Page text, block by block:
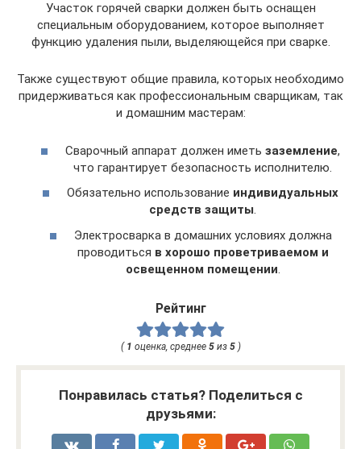
Участок горячей сварки должен быть оснащен
специальным оборудованием, которое выполняет
функцию удаления пыли, выделяющейся при сварке.
Также существуют общие правила, которых необходимо
придерживаться как профессиональным сварщикам, так
и домашним мастерам:
Сварочный аппарат должен иметь заземление,
что гарантирует безопасность исполнителю.
Обязательно использование индивидуальных
средств защиты.
Электросварка в домашних условиях должна
проводиться в хорошо проветриваемом и
освещенном помещении.
Рейтинг
( 1 оценка, среднее 5из 5)
Понравилась статья? Поделиться с
друзьями: